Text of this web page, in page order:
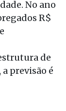
No ano
R$
de
previsão é